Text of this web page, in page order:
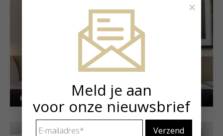
Kunstuitleen voor particulieren
Meld je aan
voor onze nieuwsbrief
×